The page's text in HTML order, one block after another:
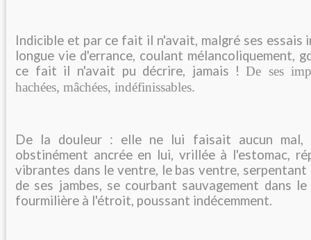
Indicible et par ce fait il n'avait, malgré ses essais
longue vie d'errance, coulant mélancoliquement,
ce fait il n'avait pu décrire, jamais ! De ses
hachées, mâchées, indéfinissables.
De la douleur : elle ne lui faisait aucun
obstinément ancrée en lui, vrillée à l'estomac,
vibrantes dans le ventre, le bas ventre, serpentant
de ses jambes, se courbant sauvagement dans
fourmilière à l'étroit, poussant indécemment.